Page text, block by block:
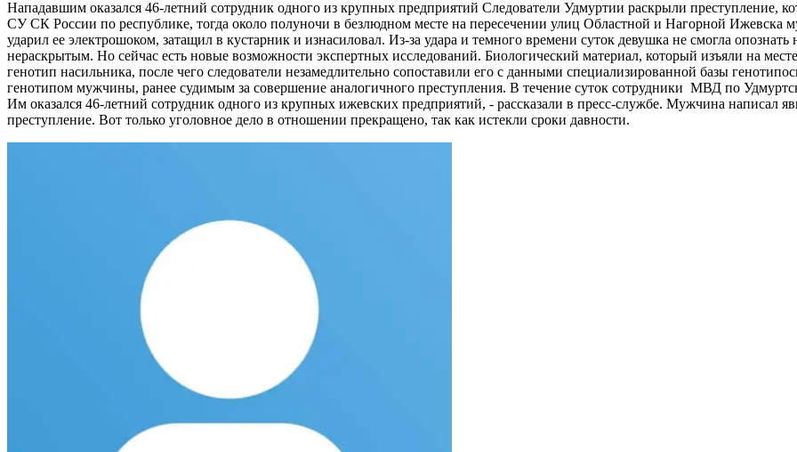
Нападавшим оказался 46-летний сотрудник одного из крупных предприятий Следователи Удмуртии раскрыли преступление,
СУ СК России по республике, тогда около полуночи в безлюдном месте на пересечении улиц Областной и Нагорной Ижевска
ударил ее электрошоком, затащил в кустарник и изнасиловал. Из-за удара и темного времени суток девушка не смогла
нераскрытым. Но сейчас есть новые возможности экспертных исследований. Биологический материал, который изъяли на
генотип насильника, после чего следователи незамедлительно сопоставили его с данными специализированной базы
генотипом мужчины, ранее судимым за совершение аналогичного преступления. В течение суток сотрудники МВД по
Им оказался 46-летний сотрудник одного из крупных ижевских предприятий, - рассказали в пресс-службе. Мужчина написал
преступление. Вот только уголовное дело в отношении прекращено, так как истекли сроки давности.